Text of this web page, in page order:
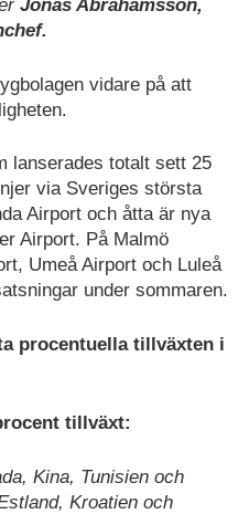
Jonas Abrahamsson,
vidare på att
lanserades totalt sett 25
via Sveriges största
Airport och åtta är nya
Airport. På Malmö
Umeå Airport och Luleå
under sommaren.
procentuella tillväxten i
tillväxt:
Kina, Tunisien och
Kroatien och